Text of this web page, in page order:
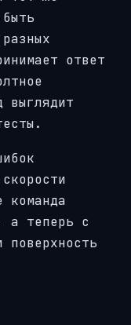
ответ
выглядит
команда
а теперь с